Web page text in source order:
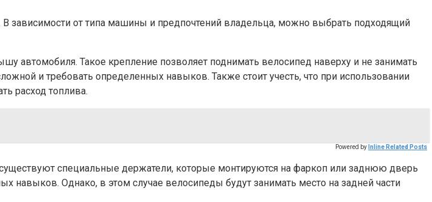
зависимости от типа машины и предпочтений владельца, можно выбрать подходящий
автомобиля. Такое крепление позволяет поднимать велосипед наверху и не занимать
и требовать определенных навыков. Также стоит учесть, что при использовании
расход топлива.
Powered by Inline Related Posts
специальные держатели, которые монтируются на фаркоп или заднюю дверь
навыков. Однако, в этом случае велосипеды будут занимать место на задней части